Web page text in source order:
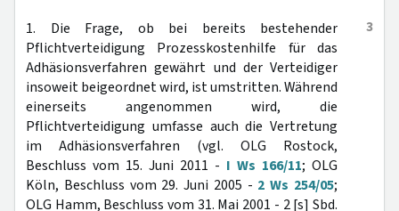
3
1. Die Frage, ob bei bereits bestehender
Pflichtverteidigung Prozesskostenhilfe für das
Adhäsionsverfahren gewährt und der Verteidiger
insoweit beigeordnet wird, ist umstritten. Während
einerseits angenommen wird, die
Pflichtverteidigung umfasse auch die Vertretung
im Adhäsionsverfahren (vgl. OLG Rostock,
Beschluss vom 15. Juni 2011 - I Ws 166/11; OLG
Köln, Beschluss vom 29. Juni 2005 - 2 Ws 254/05;
OLG Hamm, Beschluss vom 31. Mai 2001 - 2 [s] Sbd.